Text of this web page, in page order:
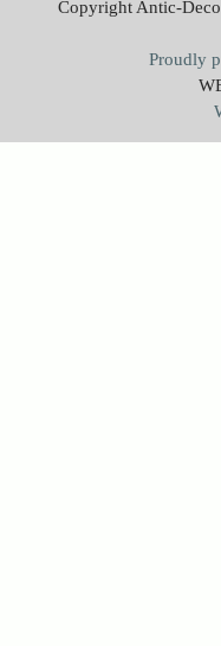
Copyright Antic-
Proudly